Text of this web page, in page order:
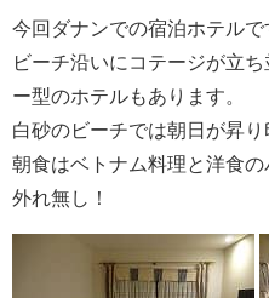
今回ダナンでの宿泊ホテルで
ビーチ沿いにコテージが立
ー型のホテルもあります。
白砂のビーチでは朝日が昇り
朝食はベトナム料理と洋食
外れ無し！